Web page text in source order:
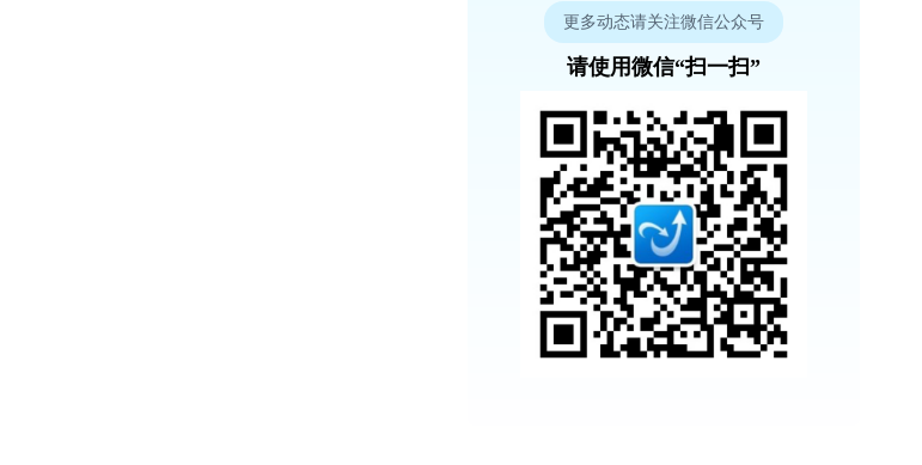
更多动态请关注微信公众号
请使用微信“扫一扫”